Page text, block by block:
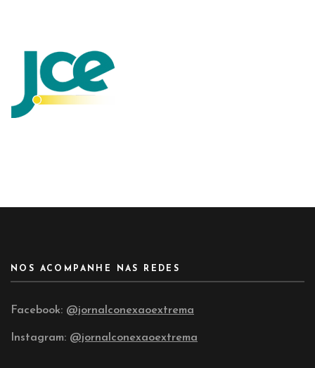
NOS ACOMPANHE NAS REDES
Facebook: @jornalconexaoextrema
Instagram: @jornalconexaoextrema